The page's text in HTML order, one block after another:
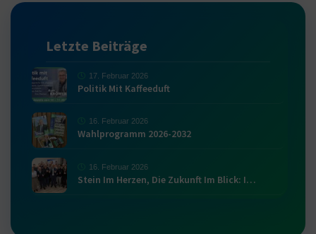
Letzte Beiträge
Politik Mit Kaffeeduft
17. Februar 2026
Wahlprogramm 2026-2032
16. Februar 2026
Stein Im Herzen, Die Zukunft Im Blick: I…
16. Februar 2026